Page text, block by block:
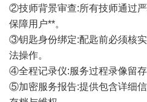
②技师背景审查:所有技师通过严
保障用户**。
③钥匙身份绑定:配匙前必须核
法操作。
④全程记录仪:服务过程录像留存
⑤加密服务报告:提供包含详细